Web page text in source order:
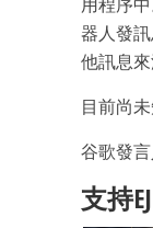
用程序
器人發
他訊息來
目前尚
谷歌發言
支持